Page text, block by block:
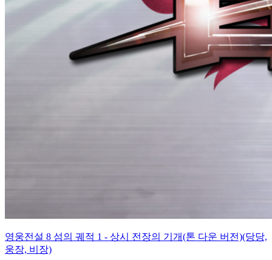
영웅전설 8 섬의 궤적 1 - 상시 전장의 기개(톤 다운 버전)(당당,
웅장, 비장)